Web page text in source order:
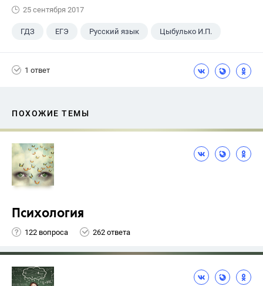
25 сентября 2017
ГДЗ ЕГЭ Русский язык Цыбулько И.П.
1 ответ
ПОХОЖИЕ ТЕМЫ
Психология
122 вопроса 262 ответа